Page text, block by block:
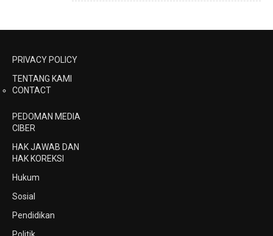
PRIVACY POLICY
TENTANG KAMI
CONTACT
PEDOMAN MEDIA
CIBER
HAK JAWAB DAN
HAK KOREKSI
Hukum
Sosial
Pendidikan